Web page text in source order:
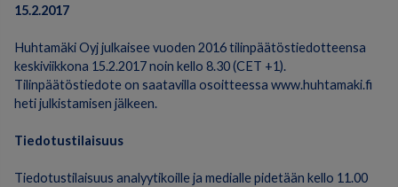
15.2.2017
Huhtamäki Oyj julkaisee vuoden 2016 tilinpäätöstiedotteensa
keskiviikkona 15.2.2017 noin kello 8.30 (CET +1).
Tilinpäätöstiedote on saatavilla osoitteessa www.huhtamaki.fi
heti julkistamisen jälkeen.
Tiedotustilaisuus
Tiedotustilaisuus analyytikoille ja medialle pidetään kello 11.00